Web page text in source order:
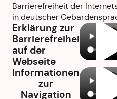
Barrierefreiheit der
in deutscher
Erklärung zur
Barrierefreiheit
auf der
Webseite
Informationen
zur
Navigation